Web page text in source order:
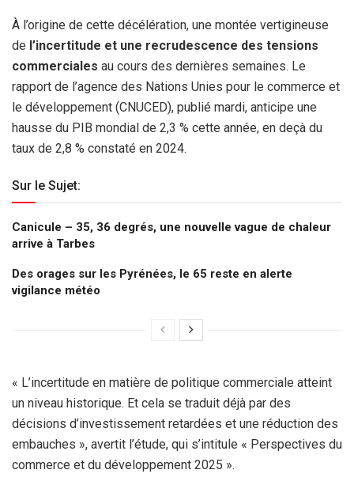
À l’origine de cette décélération, une montée vertigineuse
de l’incertitude et une recrudescence des tensions
commerciales au cours des dernières semaines. Le
rapport de l’agence des Nations Unies pour le commerce et
le développement (CNUCED), publié mardi, anticipe une
hausse du PIB mondial de 2,3 % cette année, en deçà du
taux de 2,8 % constaté en 2024.
Sur le Sujet:
Canicule – 35, 36 degrés, une nouvelle vague de chaleur
arrive à Tarbes
Des orages sur les Pyrénées, le 65 reste en alerte
vigilance météo
« L’incertitude en matière de politique commerciale atteint
un niveau historique. Et cela se traduit déjà par des
décisions d’investissement retardées et une réduction des
embauches », avertit l’étude, qui s’intitule « Perspectives du
commerce et du développement 2025 ».